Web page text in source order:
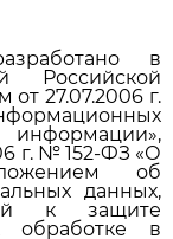
в
Российской
27.07.2006 г.
г. № 152-ФЗ «О
об
данных,
к защите
обработке в